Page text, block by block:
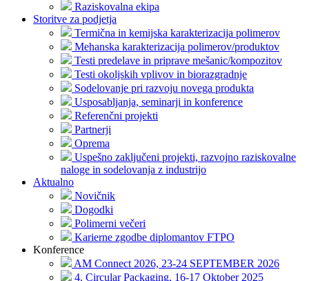
Raziskovalna ekipa
Storitve za podjetja
Termična in kemijska karakterizacija polimerov
Mehanska karakterizacija polimerov/produktov
Testi predelave in priprave mešanic/kompozitov
Testi okoljskih vplivov in biorazgradnje
Sodelovanje pri razvoju novega produkta
Usposabljanja, seminarji in konference
Referenčni projekti
Partnerji
Oprema
Uspešno zaključeni projekti, razvojno raziskovalne
naloge in sodelovanja z industrijo
Aktualno
Novičnik
Dogodki
Polimerni večeri
Karierne zgodbe diplomantov FTPO
Konference
AM Connect 2026, 23-24 SEPTEMBER 2026
4. Circular Packaging, 16-17 Oktober 2025